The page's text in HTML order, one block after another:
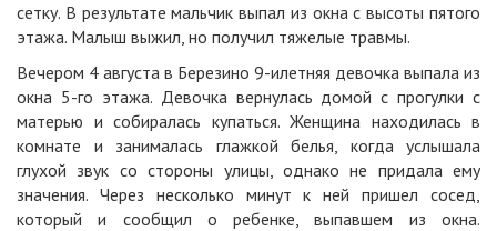
сетку. В результате мальчик выпал из окна с высоты пятого
этажа. Малыш выжил, но получил тяжелые травмы.
Вечером 4 августа в Березино 9-илетняя девочка выпала из
окна 5-го этажа. Девочка вернулась домой с прогулки с
матерью и собиралась купаться. Женщина находилась в
комнате и занималась глажкой белья, когда услышала
глухой звук со стороны улицы, однако не придала ему
значения. Через несколько минут к ней пришел сосед,
который и сообщил о ребенке, выпавшем из окна.